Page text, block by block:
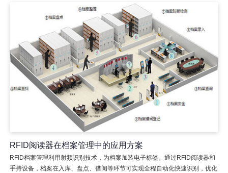
RFID阅读器在档案管理中的应用方案
RFID档案管理利用射频识别技术，为档案加装电子标签。通过RFID阅读器和
手持设备，档案在入库、盘点、借阅等环节可实现全程自动化快速识别，优化